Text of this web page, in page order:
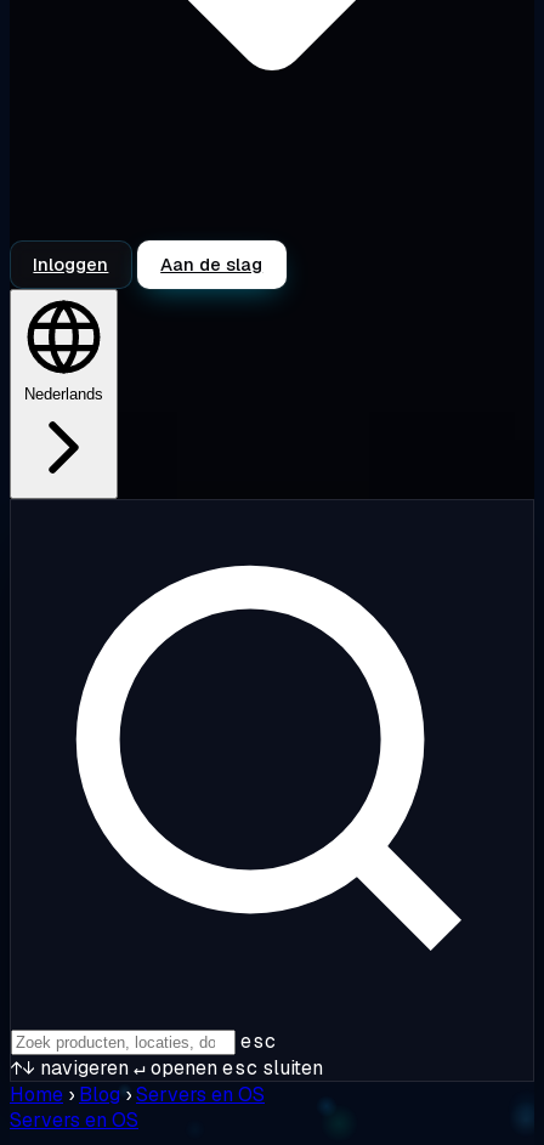
Inloggen Aan de slag
Nederlands
esc
↑↓ navigeren↵openenesc sluiten
Home › Blog›Servers en OS
Servers en OS